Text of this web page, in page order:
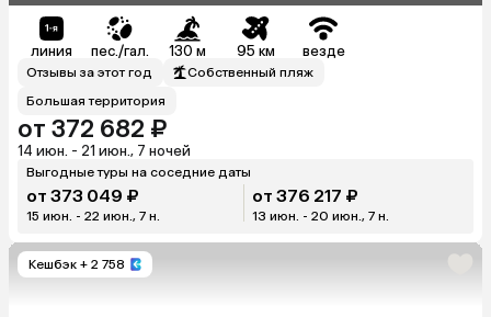
линия пес./гал. 130 м 95 км везде
Отзывы за этот год
Собственный пляж
Большая территория
от 372 682 ₽
14 июн. - 21 июн., 7 ночей
Выгодные туры на соседние даты
от 373 049 ₽
15 июн. - 22 июн., 7 н.
от 376 217 ₽
13 июн. - 20 июн., 7 н.
Кешбэк + 2 758